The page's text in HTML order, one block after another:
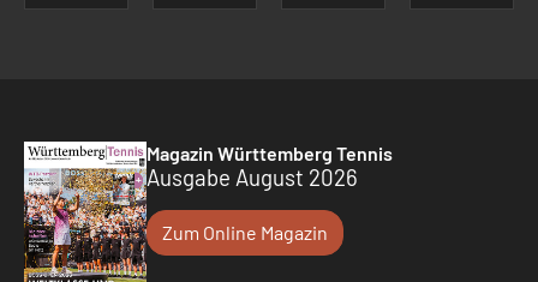
Magazin Württemberg Tennis
Ausgabe August 2026
Zum Online Magazin